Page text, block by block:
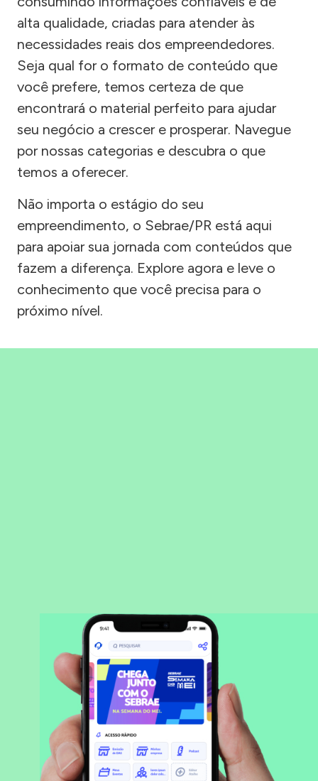
alta qualidade, criadas para atender às
necessidades reais dos empreendedores.
Seja qual for o formato de conteúdo que
você prefere, temos certeza de que
encontrará o material perfeito para ajudar
seu negócio a crescer e prosperar. Navegue
por nossas categorias e descubra o que
temos a oferecer.
Não importa o estágio do seu
empreendimento, o Sebrae/PR está aqui
para apoiar sua jornada com conteúdos que
fazem a diferença. Explore agora e leve o
conhecimento que você precisa para o
próximo nível.